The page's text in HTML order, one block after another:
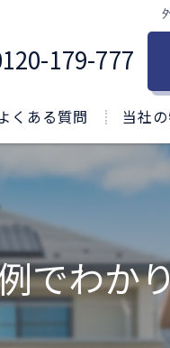
179-777
くある質問 当社
屋根
リフォ
防水
でわか